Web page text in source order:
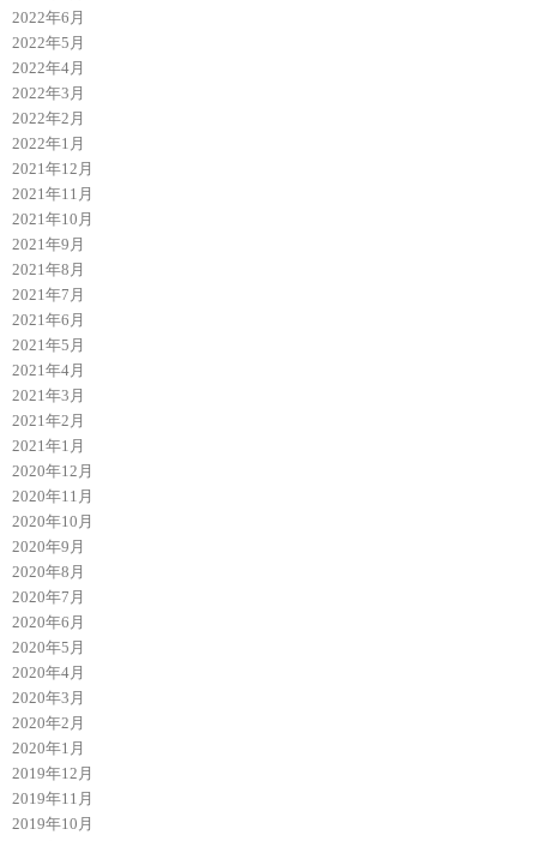
2022年6月
2022年5月
2022年4月
2022年3月
2022年2月
2022年1月
2021年12月
2021年11月
2021年10月
2021年9月
2021年8月
2021年7月
2021年6月
2021年5月
2021年4月
2021年3月
2021年2月
2021年1月
2020年12月
2020年11月
2020年10月
2020年9月
2020年8月
2020年7月
2020年6月
2020年5月
2020年4月
2020年3月
2020年2月
2020年1月
2019年12月
2019年11月
2019年10月